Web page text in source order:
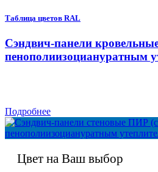
Таблица цветов RAL
Сэндвич-панели
пенополиизоциануратным
Подробнее
Цвет на Ваш выбор